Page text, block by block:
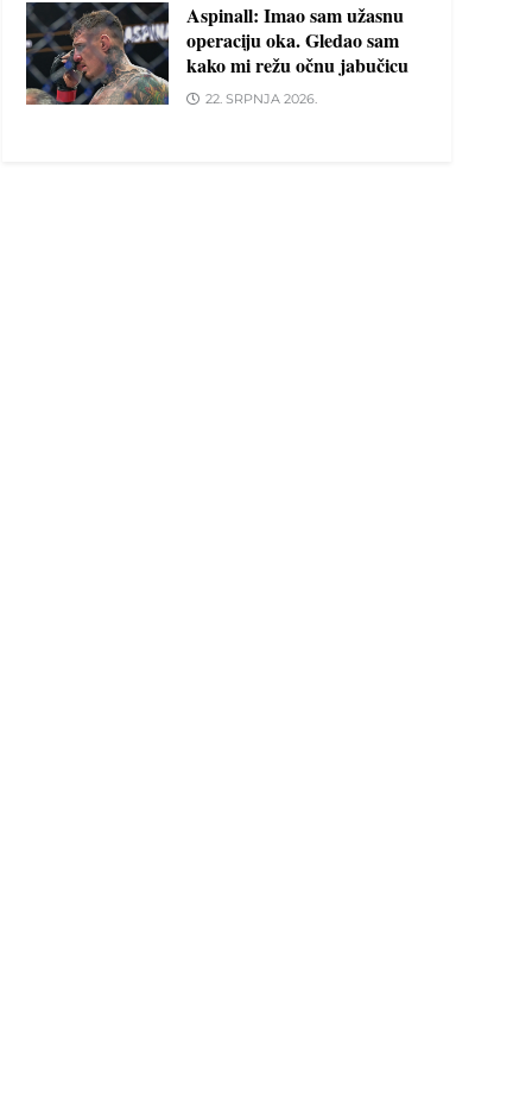
Aspinall: Imao sam užasnu
operaciju oka. Gledao sam
kako mi režu očnu jabučicu
22. SRPNJA 2026.